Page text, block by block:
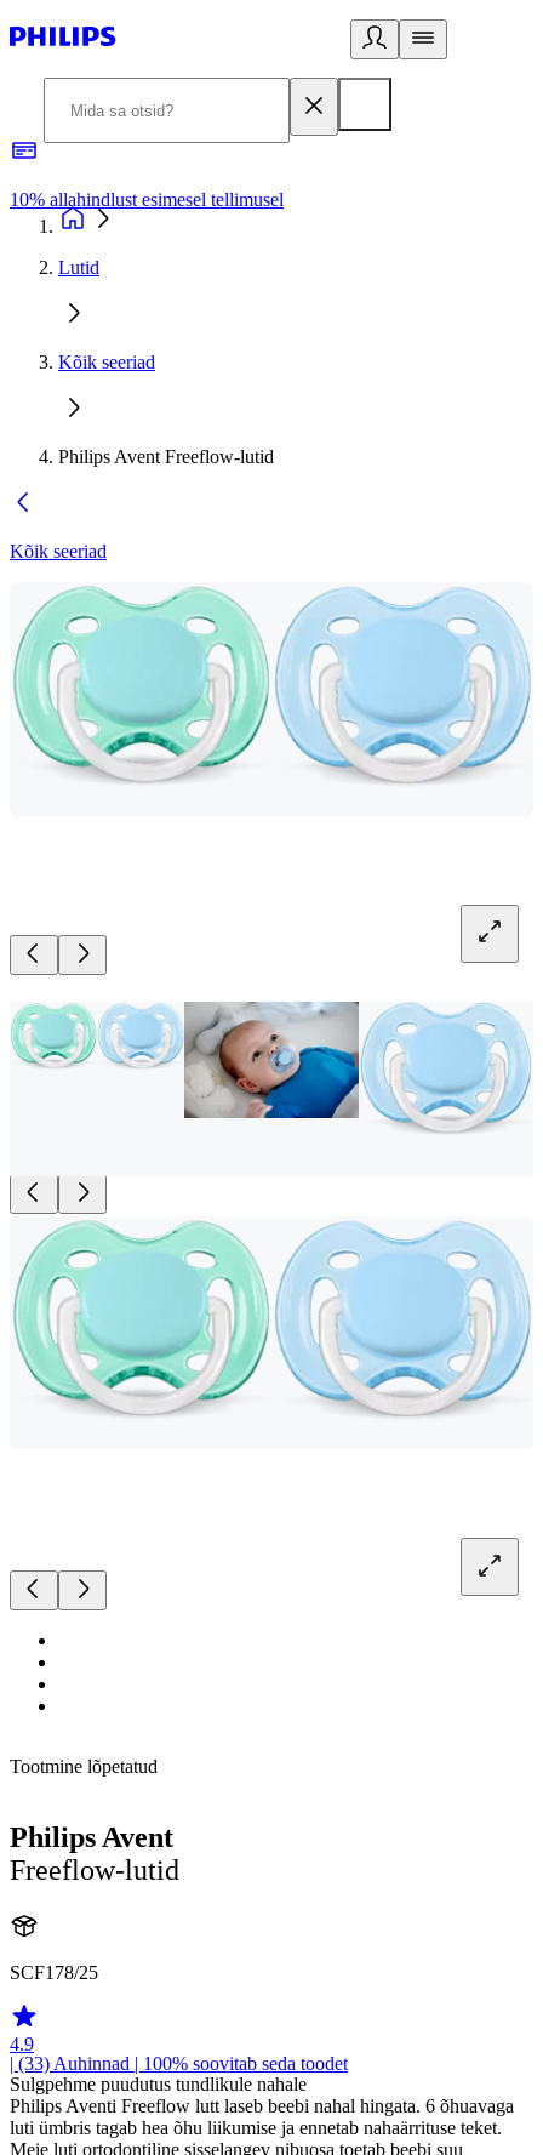
10% allahindlust esimesel tellimusel
Lutid
Kõik seeriad
Philips Avent Freeflow-lutid
Kõik seeriad
Tootmine lõpetatud
Philips Avent
Freeflow-lutid
SCF178/25
4.9
| (33) Auhinnad | 100% soovitab seda toodet
Sulgpehme puudutus tundlikule nahale
Philips Aventi Freeflow lutt laseb beebi nahal hingata. 6 õhuavaga
luti ümbris tagab hea õhu liikumise ja ennetab nahaärrituse teket.
Meie luti ortodontiline sisselangev nibuosa toetab beebi suu